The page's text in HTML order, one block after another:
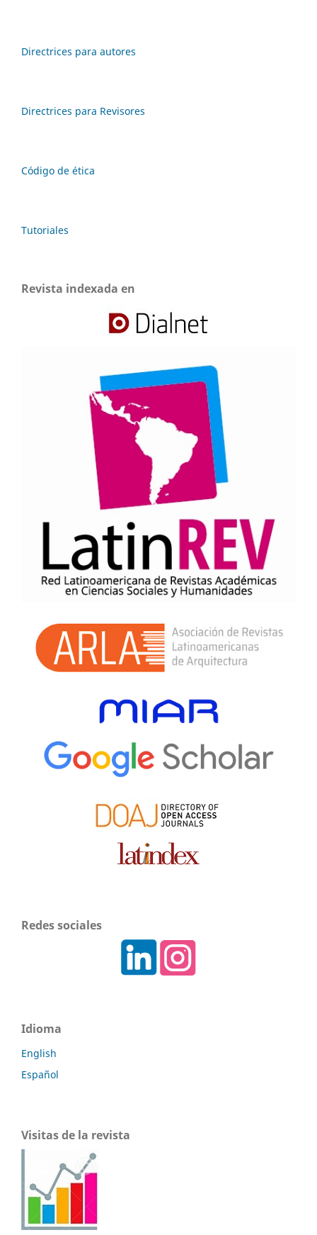
Directrices para autores
Directrices para Revisores
Código de ética
Tutoriales
Revista indexada en
Redes sociales
Idioma
English
Español
Visitas de la revista